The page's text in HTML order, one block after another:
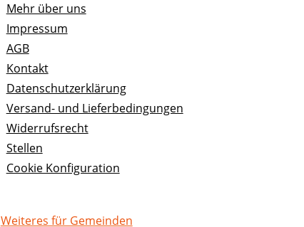
Mehr über uns
Impressum
AGB
Kontakt
Datenschutzerklärung
Versand- und Lieferbedingungen
Widerrufsrecht
Stellen
Cookie Konfiguration
Weiteres für Gemeinden